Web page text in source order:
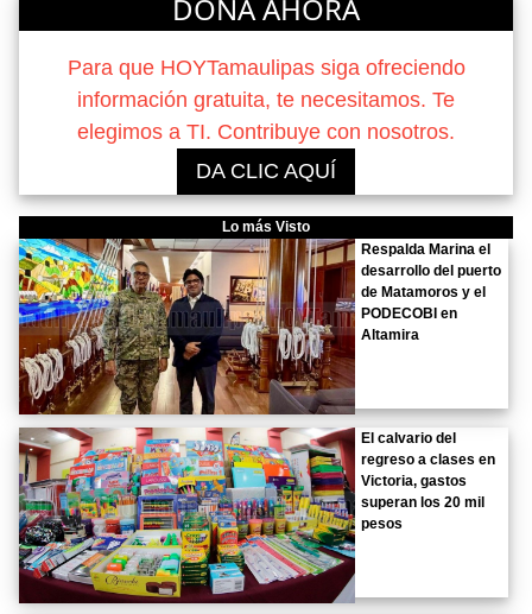
DONA AHORA
Para que HOYTamaulipas siga ofreciendo
información gratuita, te necesitamos. Te
elegimos a TI. Contribuye con nosotros.
DA CLIC AQUÍ
Lo más Visto
Respalda Marina el
desarrollo del puerto
de Matamoros y el
PODECOBI en
Altamira
El calvario del
regreso a clases en
Victoria, gastos
superan los 20 mil
pesos